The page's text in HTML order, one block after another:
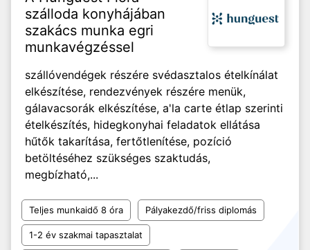
szálloda konyhájában
szakács munka egri
munkavégzéssel
szállóvendégek részére svédasztalos ételkínálat
elkészítése, rendezvények részére menük,
gálavacsorák elkészítése, a'la carte étlap szerinti
ételkészítés, hidegkonyhai feladatok ellátása
hűtők takarítása, fertőtlenítése, pozíció
betöltéséhez szükséges szaktudás,
megbízható,...
Teljes munkaidő 8 óra Pályakezdő/friss diplomás
1-2 év szakmai tapasztalat